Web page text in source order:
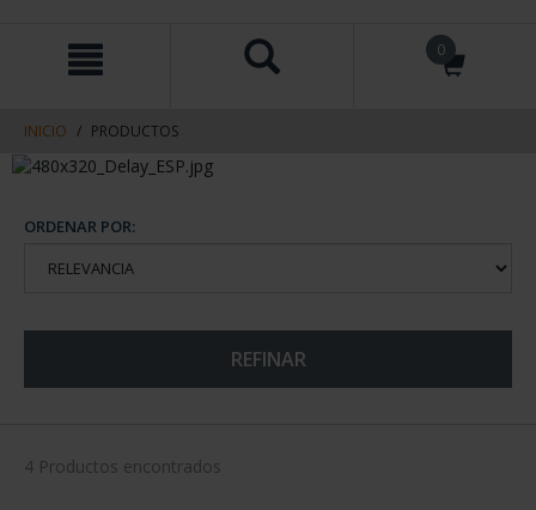
contenido
navegacin
0
INICIO PRODUCTOS
ORDENAR POR:
REFINAR
4 Productos encontrados